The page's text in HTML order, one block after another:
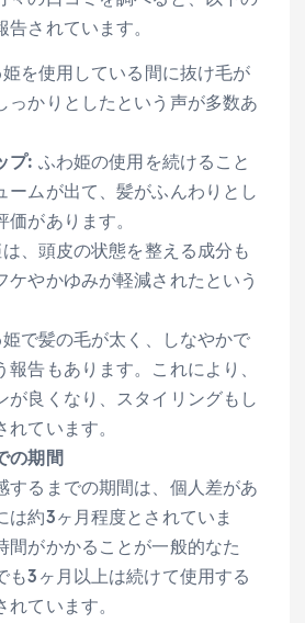
されています。
を使用している間に抜け毛が
っかりとしたという声が多数あ
プ: ふわ姫の使用を続けること
ームが出て、髪がふんわりとし
があります。
、頭皮の状態を整える成分も
ケやかゆみが軽減されたという
で髪の毛が太く、しなやかで
告もあります。これにより、
が良くなり、スタイリングもし
ています。
の期間
するまでの期間は、個人差があ
は約3ヶ月程度とされていま
間がかかることが一般的なた
も3ヶ月以上は続けて使用する
ています。